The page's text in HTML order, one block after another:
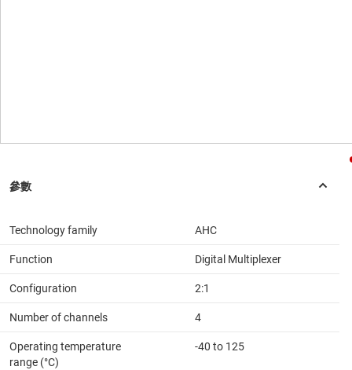
Technology family AHC
Function Digital Multiplexer
Configuration 2:1
Number of channels 4
Operating temperature
range (°C)
-40 to 125